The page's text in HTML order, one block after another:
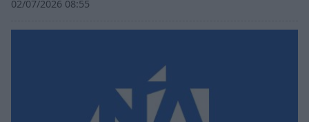
02/07/2026 08:55